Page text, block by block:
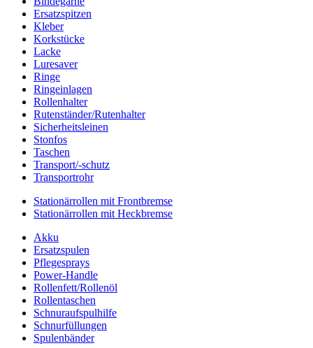
Ersatzspitzen
Kleber
Korkstücke
Lacke
Luresaver
Ringe
Ringeinlagen
Rollenhalter
Rutenständer/Rutenhalter
Sicherheitsleinen
Stonfos
Taschen
Transport/-schutz
Transportrohr
Stationärrollen mit Frontbremse
Stationärrollen mit Heckbremse
Akku
Ersatzspulen
Pflegesprays
Power-Handle
Rollenfett/Rollenöl
Rollentaschen
Schnuraufspulhilfe
Schnurfüllungen
Spulenbänder